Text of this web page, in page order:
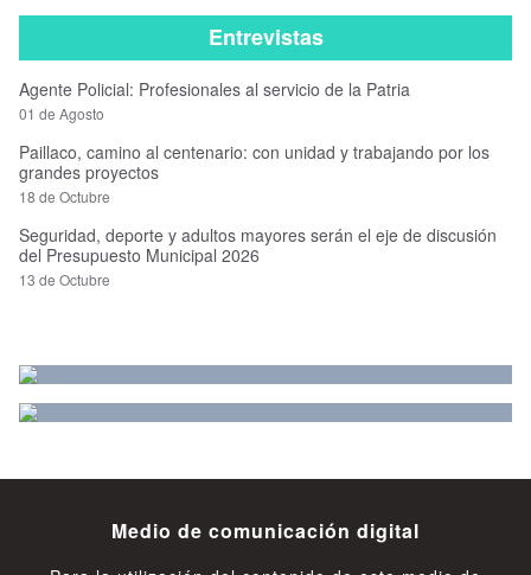
Entrevistas
Agente Policial: Profesionales al servicio de la Patria
01 de Agosto
Paillaco, camino al centenario: con unidad y trabajando por los
grandes proyectos
18 de Octubre
Seguridad, deporte y adultos mayores serán el eje de discusión
del Presupuesto Municipal 2026
13 de Octubre
Medio de comunicación digital